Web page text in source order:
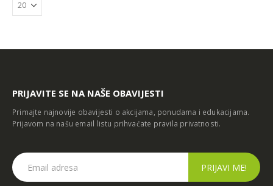
PRIJAVITE SE NA NAŠE OBAVIJESTI
Primajte najnovije obavijesti o akcijama, ponudama i edukacijama.
Prijavom na našu email listu prihvaćate pravila privatnosti.